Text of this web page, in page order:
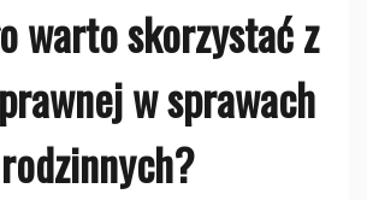
warto skorzystać z
w sprawach
rodzinnych?